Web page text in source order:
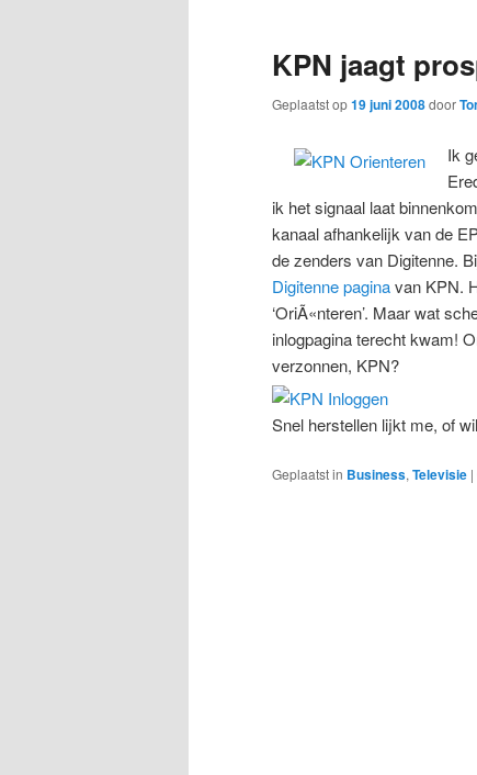
KPN jaagt
Geplaatst op19 juni 2008door
Ik
ik het signaal laat
kanaal afhankelijk van de
de zenders van Digitenne.
Digitenne paginavan KPN.
‘OriÃ«nteren’. Maar wat
inlogpagina terecht kwam!
verzonnen, KPN?
Snel herstellen lijkt me, of
Geplaatst in Business, Televisie |